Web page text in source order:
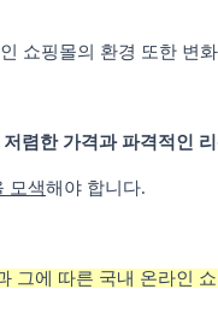
쇼핑몰의 환경 또한 변
저렴한 가격과 파격적인
모색해야 합니다.
그에 따른 국내 온라인